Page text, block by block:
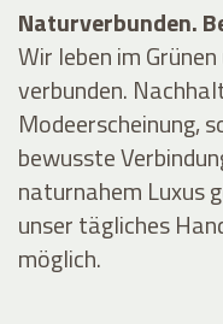
Naturverbunden.
Wir leben im
verbunden.
Modeerscheinung,
bewusste
naturnahem Luxus
unser tägliches
möglich.